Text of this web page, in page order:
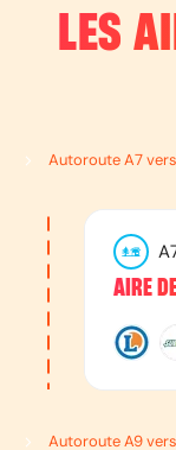
LES
Autoroute A7
AIRE
Autoroute A9